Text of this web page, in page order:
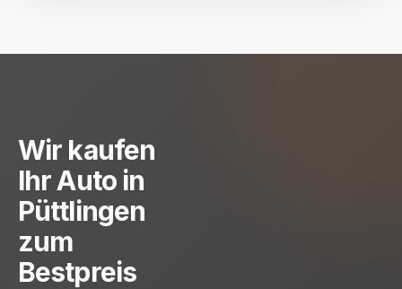
Wir kaufen
Ihr Auto in
Püttlingen
zum
Bestpreis